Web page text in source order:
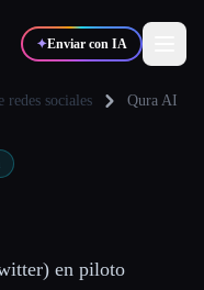
✦Enviar con IA
Diseñadores
redes sociales Qura AI
en piloto